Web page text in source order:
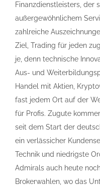
Finanzdienstleisters, der
außergewöhnlichem
zahlreiche
Ziel, Trading für jeden
je, denn technische
Aus- und
Handel mit Aktien,
fast jedem Ort auf der
für Profis. Zugute
seit dem Start der
ein verlässicher
Technik und niedrigste
Admirals auch heute
Brokerwahlen, wo das